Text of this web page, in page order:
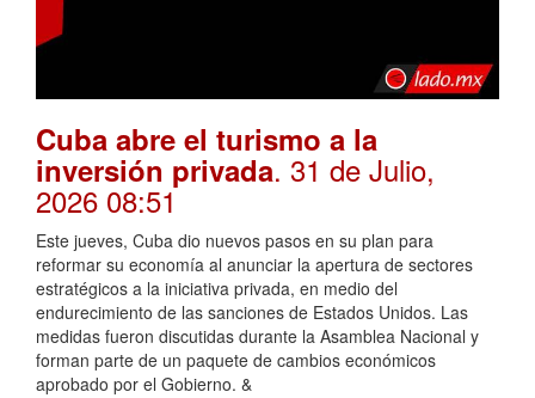
Cuba abre el turismo a la
inversión privada. 31 de Julio,
2026 08:51
Este jueves, Cuba dio nuevos pasos en su plan para
reformar su economía al anunciar la apertura de sectores
estratégicos a la iniciativa privada, en medio del
endurecimiento de las sanciones de Estados Unidos. Las
medidas fueron discutidas durante la Asamblea Nacional y
forman parte de un paquete de cambios económicos
aprobado por el Gobierno. &